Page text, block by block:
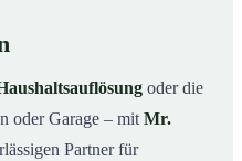
oder die
oder Garage – mit Mr.
Partner für